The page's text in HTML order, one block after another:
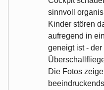
sinnvoll
Kinder stören
aufregend in
geneigt ist -
Die Fotos